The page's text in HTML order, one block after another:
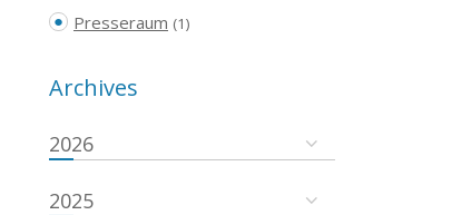
Presseraum (1)
Archives
2026
2025